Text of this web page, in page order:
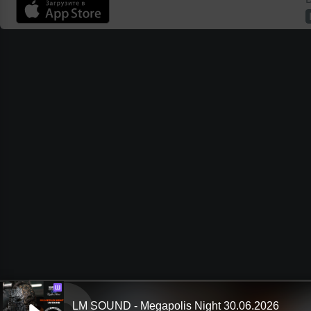
Ш
LM SOUND - Megapolis Night 30.06.2026